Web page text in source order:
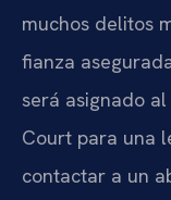
muchos delitos
fianza
será asignado
Court para una
contactar a un